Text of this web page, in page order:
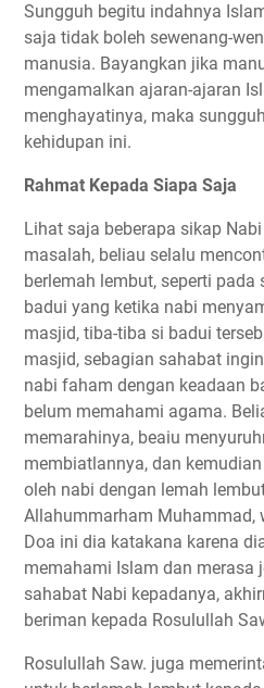
Sungguh begitu indahnya
saja tidak boleh sewenang-
manusia. Bayangkan jika
mengamalkan ajaran-ajaran
menghayatinya, maka
kehidupan ini.
Rahmat Kepada Siapa Saja
Lihat saja beberapa sikap
masalah, beliau selalu
berlemah lembut, seperti pada
badui yang ketika nabi
masjid, tiba-tiba si badui
masjid, sebagian sahabat
nabi faham dengan keadaan
belum memahami agama.
memarahinya, beaiu
membiatlannya, dan
oleh nabi dengan lemah
Allahummarham Muhammad,
Doa ini dia katakana karena
memahami Islam dan merasa
sahabat Nabi kepadanya,
beriman kepada Rosulullah
Rosulullah Saw. juga